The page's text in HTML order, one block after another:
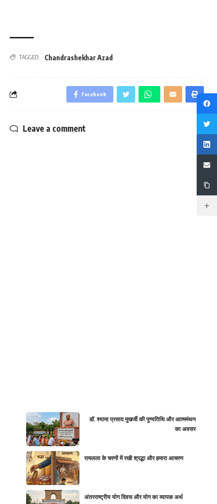
TAGGED: Chandrashekhar Azad
Facebook
Leave a comment
डॉ. श्यामा प्रसाद मुखर्जी की पुण्यतिथि और आत्ममंथन
का अवसर
रामलला के चरणों में रखी श्रद्धा और हमारा आचरण
अंतरराष्ट्रीय योग दिवस और योग का व्यापक अर्थ